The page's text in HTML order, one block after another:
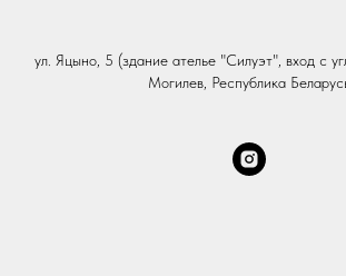
ул. Яцыно, 5 (здание ателье "Силуэт", вход с
Могилев, Республика